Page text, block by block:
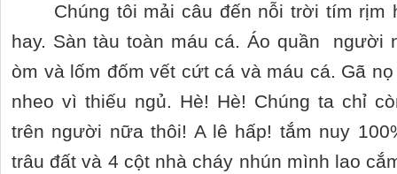
Chúng tôi mải câu đến nỗi trời tím rịm
hay. Sàn tàu toàn máu cá. Áo quần người
òm và lốm đốm vết cứt cá và máu cá. Gã
nheo vì thiếu ngủ. Hè! Hè! Chúng ta chỉ
trên người nữa thôi! A lê hấp! tắm nuy
trâu đất và 4 cột nhà cháy nhún mình lao